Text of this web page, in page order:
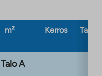
m² Kerros
Talo A